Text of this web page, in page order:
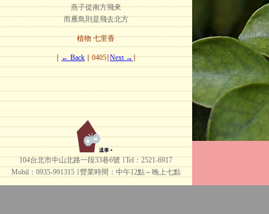
燕子從南方飛來
而雁鳥則是飛去北方
植物 七里香
← Back ∣ 0405∣ Next →
104台北市中山北路一段33巷6號 ∣ Tel：2521-6917
Mobil：0935-991315 ∣
營業時間：中午12點～晚上七點